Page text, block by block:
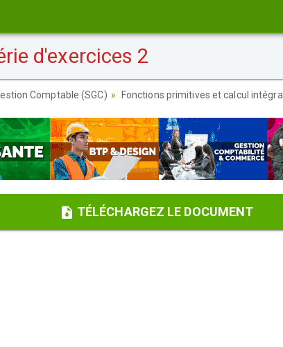
d'exercices 2
Comptable (SGC) Fonctions primitives et calcul intégral
TÉLÉCHARGEZ LE DOCUMENT